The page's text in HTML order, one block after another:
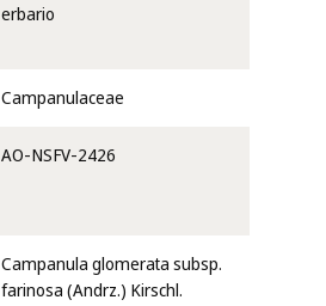
erbario
Campanulaceae
AO-NSFV-2426
Campanula glomerata subsp.
farinosa (Andrz.) Kirschl.